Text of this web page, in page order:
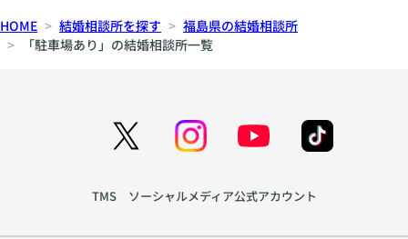
HOME 結婚相談所を探す
福島県の結婚相談所
「駐車場あり」の結婚相談所一覧
TMS ソーシャルメディア公式アカウント